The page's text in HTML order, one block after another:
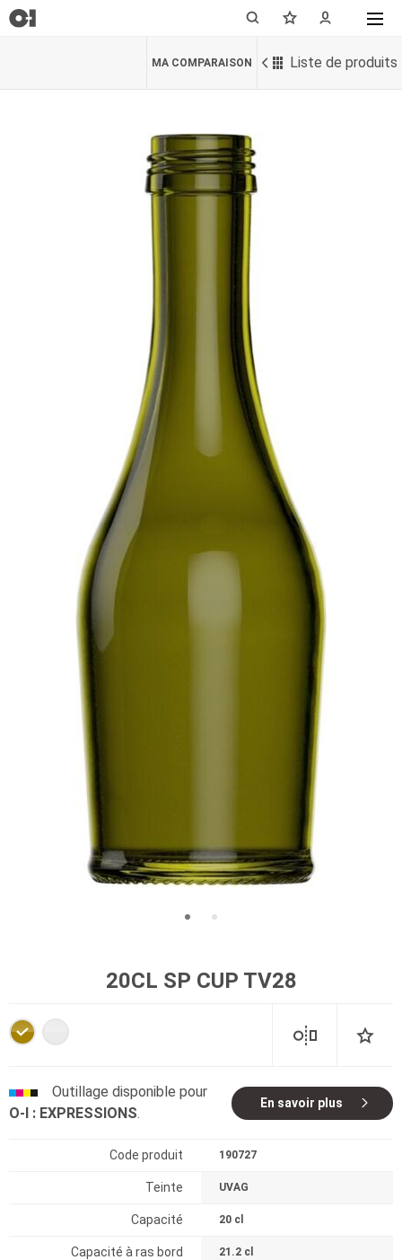
Liste de produits
MA COMPARAISON
20CL SP CUP TV28
Outillage disponible pour
O-I : EXPRESSIONS.
En savoir plus
Code produit 190727
Teinte UVAG
Capacité 20 cl
Capacité à ras bord 21.2 cl